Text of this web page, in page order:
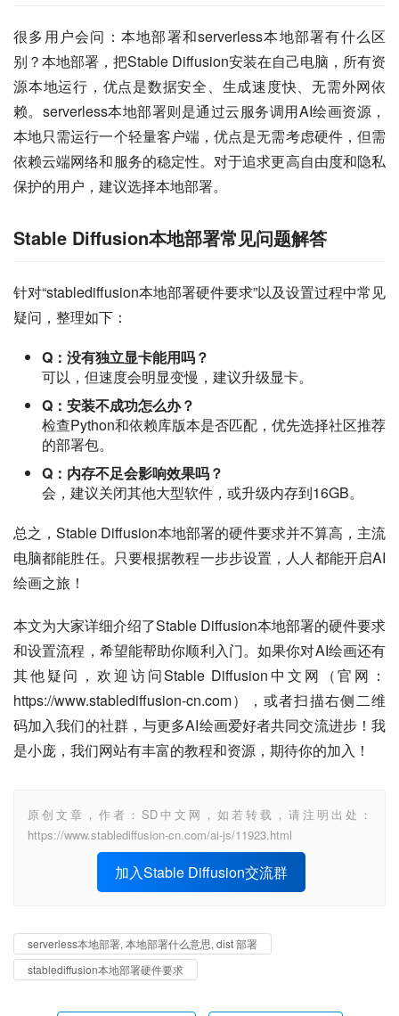
很多用户会问：本地部署和serverless本地部署有什么区
别？本地部署，把Stable Diffusion安装在自己电脑，所有资
源本地运行，优点是数据安全、生成速度快、无需外网依
赖。serverless本地部署则是通过云服务调用AI绘画资源，
本地只需运行一个轻量客户端，优点是无需考虑硬件，但需
依赖云端网络和服务的稳定性。对于追求更高自由度和隐私
保护的用户，建议选择本地部署。
Stable Diffusion本地部署常见问题解答
针对“stablediffusion本地部署硬件要求”以及设置过程中常见
疑问，整理如下：
Q：没有独立显卡能用吗？
可以，但速度会明显变慢，建议升级显卡。
Q：安装不成功怎么办？
检查Python和依赖库版本是否匹配，优先选择社区推荐
的部署包。
Q：内存不足会影响效果吗？
会，建议关闭其他大型软件，或升级内存到16GB。
总之，Stable Diffusion本地部署的硬件要求并不算高，主流
电脑都能胜任。只要根据教程一步步设置，人人都能开启AI
绘画之旅！
本文为大家详细介绍了Stable Diffusion本地部署的硬件要求
和设置流程，希望能帮助你顺利入门。如果你对AI绘画还有
其他疑问，欢迎访问Stable Diffusion中文网（官网：
https://www.stablediffusion-cn.com），或者扫描右侧二维
码加入我们的社群，与更多AI绘画爱好者共同交流进步！我
是小庞，我们网站有丰富的教程和资源，期待你的加入！
原创文章，作者：SD中文网，如若转载，请注明出处：
https://www.stablediffusion-cn.com/ai-js/11923.html
加入Stable Diffusion交流群
serverless本地部署, 本地部署什么意思, dist 部署
stablediffusion本地部署硬件要求